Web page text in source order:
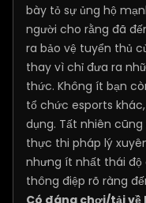
bày tỏ sự ủng hộ
người cho rằng đã
ra bảo vệ tuyển thủ
thay vì chỉ đưa ra
thức. Không ít bạn
tổ chức esports
dụng. Tất nhiên
thực thi pháp lý
nhưng ít nhất thái độ
thông điệp rõ ràng
Có đáng chơi/tải về